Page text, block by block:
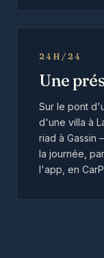
24H/24
Une
Sur le pont
d'une villa à
riad à Gassin
la journée,
l'app, en